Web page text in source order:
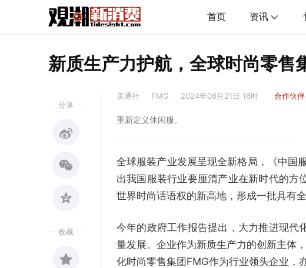
首页 资讯
新质生产力护航，全球时尚零售
分享
收藏
美通社 FMG 2024年06月21日 16时 合作伙伴
重新定义休闲服。
全球服装产业发展呈现全新格局，《中国
出我国服装行业要厘清产业在新时代的方
世界时尚话语权的新高地，形成一批具有
今年的政府工作报告提出，大力推进现代
量发展。企业作为新质生产力的创新主体
化时尚零售集团FMG作为行业领头企业，